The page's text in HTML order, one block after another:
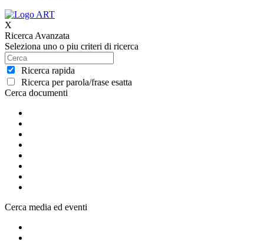
X
Ricerca Avanzata
Seleziona uno o piu criteri di ricerca
Ricerca rapida
Ricerca per parola/frase esatta
Cerca documenti
Cerca media ed eventi